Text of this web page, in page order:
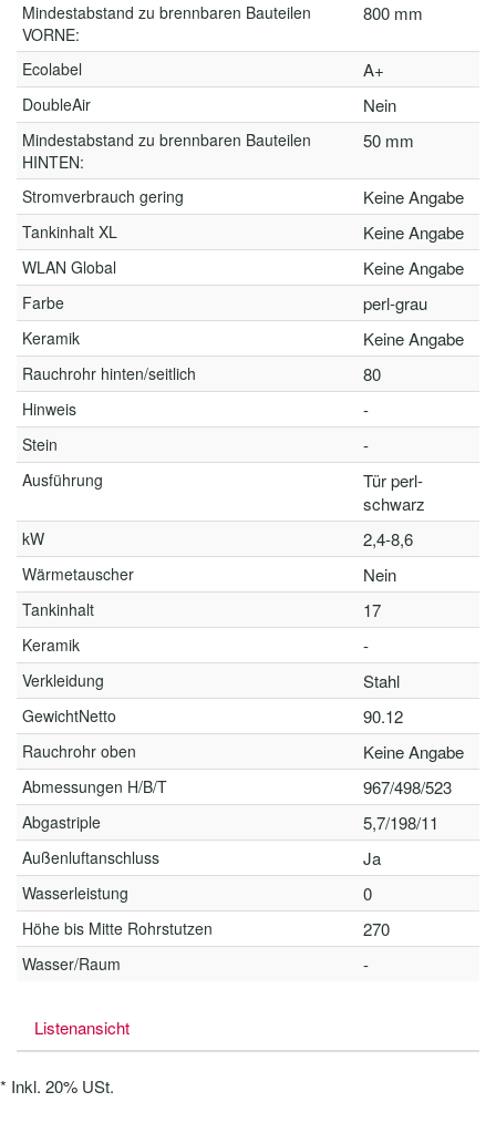
Mindestabstand zu brennbaren Bauteilen
VORNE:
800 mm
Ecolabel A+
DoubleAir Nein
Mindestabstand zu brennbaren Bauteilen
HINTEN:
50 mm
Stromverbrauch gering Keine Angabe
Tankinhalt XL Keine Angabe
WLAN Global Keine Angabe
Farbe perl-grau
Keramik Keine Angabe
Rauchrohr hinten/seitlich 80
Hinweis -
Stein -
Ausführung
Tür perl-
schwarz
kW 2,4-8,6
Wärmetauscher Nein
Tankinhalt 17
Keramik -
Verkleidung Stahl
GewichtNetto 90.12
Rauchrohr oben Keine Angabe
Abmessungen H/B/T 967/498/523
Abgastriple 5,7/198/11
Außenluftanschluss Ja
Wasserleistung 0
Höhe bis Mitte Rohrstutzen 270
Wasser/Raum -
Listenansicht
* Inkl. 20% USt.